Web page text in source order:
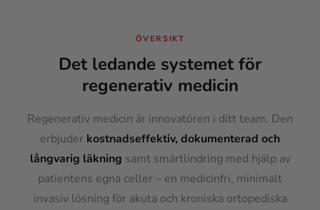
ÖVERSIKT
Det ledande systemet för
regenerativ medicin
Regenerativ medicin är innovatören i ditt team. Den
erbjuder kostnadseffektiv, dokumenterad och
långvarig läkning samt smärtlindring med hjälp av
patientens egna celler – en medicinfri, minimalt
invasiv lösning för akuta och kroniska ortopediska